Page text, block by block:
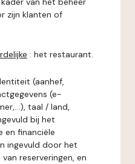
zijn klanten of
: het restaurant.
(aanhef,
(e-
taal / land,
bij het
en financiële
ingevuld door het
reserveringen, en